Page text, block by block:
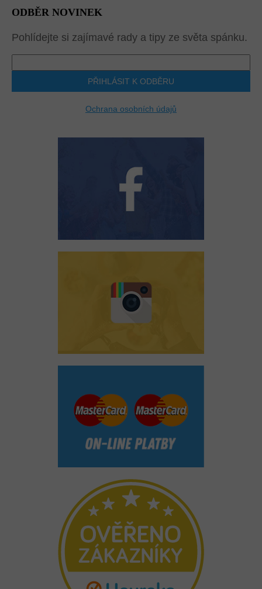
ODBĚR NOVINEK
Pohlídejte si zajímavé rady a tipy ze světa spánku.
PŘIHLÁSIT K ODBĚRU
Ochrana osobních údajů